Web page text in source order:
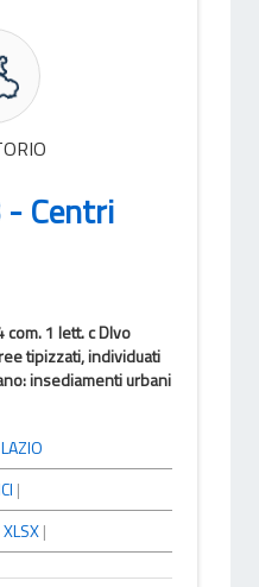
- Centri
1 lett. c Dlvo
tipizzati, individuati
insediamenti urbani
|
XLSX|